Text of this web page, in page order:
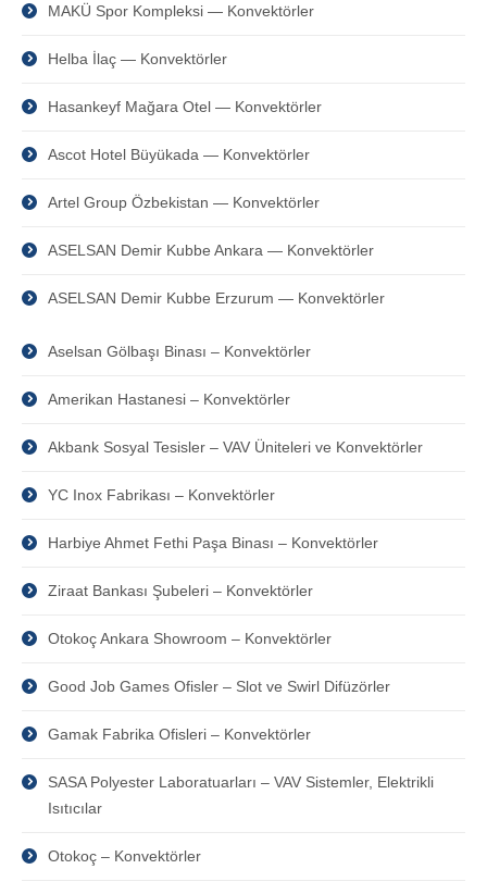
MAKÜ Spor Kompleksi — Konvektörler
Helba İlaç — Konvektörler
Hasankeyf Mağara Otel — Konvektörler
Ascot Hotel Büyükada — Konvektörler
Artel Group Özbekistan — Konvektörler
ASELSAN Demir Kubbe Ankara — Konvektörler
ASELSAN Demir Kubbe Erzurum — Konvektörler
Aselsan Gölbaşı Binası – Konvektörler
Amerikan Hastanesi – Konvektörler
Akbank Sosyal Tesisler – VAV Üniteleri ve Konvektörler
YC Inox Fabrikası – Konvektörler
Harbiye Ahmet Fethi Paşa Binası – Konvektörler
Ziraat Bankası Şubeleri – Konvektörler
Otokoç Ankara Showroom – Konvektörler
Good Job Games Ofisler – Slot ve Swirl Difüzörler
Gamak Fabrika Ofisleri – Konvektörler
SASA Polyester Laboratuarları – VAV Sistemler, Elektrikli
Isıtıcılar
Otokoç – Konvektörler